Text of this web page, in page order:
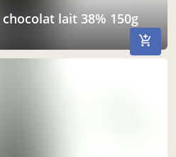
chocolat lait 38% 150g